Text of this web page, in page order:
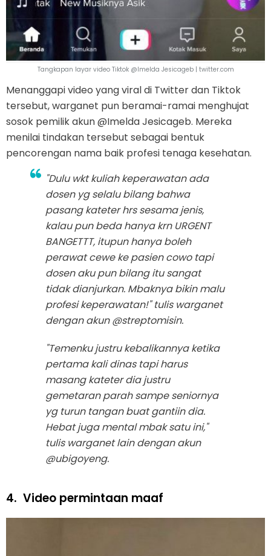
Tangkapan layar video Tiktok @Imelda Jesicageb | twitter.com
Menanggapi video yang viral di Twitter dan Tiktok
tersebut, warganet pun beramai-ramai menghujat
sosok pemilik akun @Imelda Jesicageb. Mereka
menilai tindakan tersebut sebagai bentuk
pencorengan nama baik profesi tenaga kesehatan.
"Dulu wkt kuliah keperawatan ada
dosen yg selalu bilang bahwa
pasang kateter hrs sesama jenis,
kalau pun beda hanya krn URGENT
BANGETTT, itupun hanya boleh
perawat cewe ke pasien cowo tapi
dosen aku pun bilang itu sangat
tidak dianjurkan. Mbaknya bikin malu
profesi keperawatan!" tulis warganet
dengan akun @streptomisin.
"Temenku justru kebalikannya ketika
pertama kali dinas tapi harus
masang kateter dia justru
gemetaran parah sampe seniornya
yg turun tangan buat gantiin dia.
Hebat juga mental mbak satu ini,"
tulis warganet lain dengan akun
@ubigoyeng.
4. Video permintaan maaf